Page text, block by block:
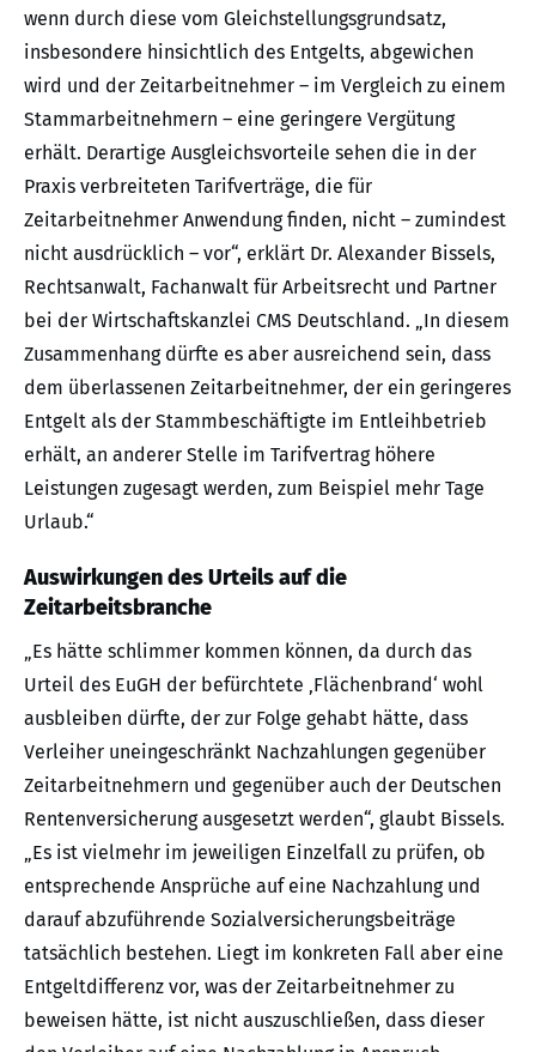
wenn durch diese vom Gleichstellungsgrundsatz,
insbesondere hinsichtlich des Entgelts, abgewichen
wird und der Zeitarbeitnehmer – im Vergleich zu einem
Stammarbeitnehmern – eine geringere Vergütung
erhält. Derartige Ausgleichsvorteile sehen die in der
Praxis verbreiteten Tarifverträge, die für
Zeitarbeitnehmer Anwendung finden, nicht – zumindest
nicht ausdrücklich – vor“, erklärt Dr. Alexander Bissels,
Rechtsanwalt, Fachanwalt für Arbeitsrecht und Partner
bei der Wirtschaftskanzlei CMS Deutschland. „In diesem
Zusammenhang dürfte es aber ausreichend sein, dass
dem überlassenen Zeitarbeitnehmer, der ein geringeres
Entgelt als der Stammbeschäftigte im Entleihbetrieb
erhält, an anderer Stelle im Tarifvertrag höhere
Leistungen zugesagt werden, zum Beispiel mehr Tage
Urlaub.“
Auswirkungen des Urteils auf die
Zeitarbeitsbranche
„Es hätte schlimmer kommen können, da durch das
Urteil des EuGH der befürchtete ‚Flächenbrand‘ wohl
ausbleiben dürfte, der zur Folge gehabt hätte, dass
Verleiher uneingeschränkt Nachzahlungen gegenüber
Zeitarbeitnehmern und gegenüber auch der Deutschen
Rentenversicherung ausgesetzt werden“, glaubt Bissels.
„Es ist vielmehr im jeweiligen Einzelfall zu prüfen, ob
entsprechende Ansprüche auf eine Nachzahlung und
darauf abzuführende Sozialversicherungsbeiträge
tatsächlich bestehen. Liegt im konkreten Fall aber eine
Entgeltdifferenz vor, was der Zeitarbeitnehmer zu
beweisen hätte, ist nicht auszuschließen, dass dieser